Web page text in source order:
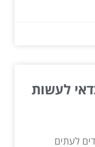
לעשות
לעתים